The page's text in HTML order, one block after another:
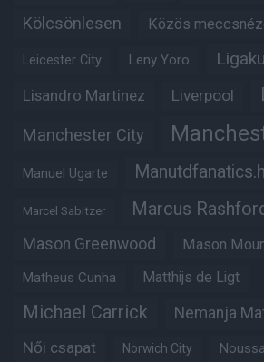
Kölcsönlesen Közös
Leicester City Leny Yoro
Lisandro Martinez Liverpool
Manchester City
Manuel Ugarte
Marcel Sabitzer Marcus
Mason Greenwood Mason
Matheus Cunha Matthijs de Ligt
Michael Carrick Nemanja
Női csapat Norwich City